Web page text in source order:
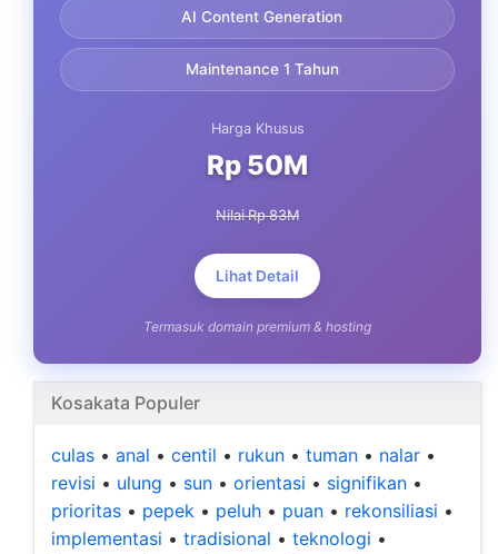
AI Content Generation
Maintenance 1 Tahun
Harga Khusus
Rp 50M
Nilai Rp 83M
Lihat Detail
Termasuk domain premium & hosting
Kosakata Populer
culas • anal • centil • rukun • tuman • nalar •
revisi • ulung • sun • orientasi • signifikan •
prioritas • pepek • peluh • puan • rekonsiliasi •
implementasi • tradisional • teknologi •